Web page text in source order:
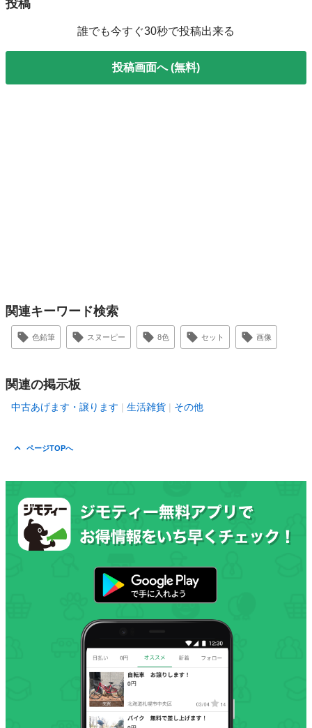
投稿
誰でも今すぐ30秒で投稿出来る
投稿画面へ (無料)
関連キーワード検索
色鉛筆 スヌーピー 8色 セット 画像
関連の掲示板
中古あげます・譲ります 生活雑貨 その他
ページTOPへ